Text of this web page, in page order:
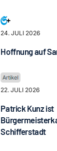
24. JULI 2026
Hoffnung auf
22. JULI 2026
Patrick Kunz ist
Schifferstadt